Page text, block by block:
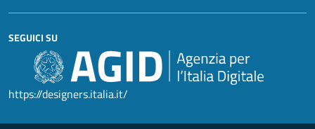
SEGUICI SU
https://designers.italia.it/